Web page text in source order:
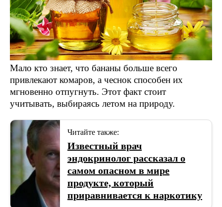
Мало кто знает, что бананы больше всего
привлекают комаров, а чеснок способен их
мгновенно отпугнуть. Этот факт стоит
учитывать, выбираясь летом на природу.
Читайте также:
Известный врач
эндокринолог рассказал о
самом опасном в мире
продукте, который
приравнивается к наркотику